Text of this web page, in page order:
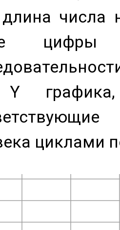
числа
цифры
Y
циклами